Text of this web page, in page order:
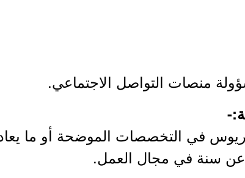
منصات التواصل الاجتماعي.
في التخصصات الموضحة أو ما
عن سنة في مجال العمل.